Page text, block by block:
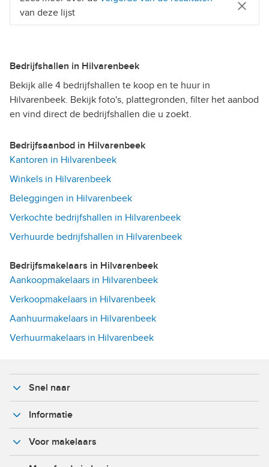
van deze lijst
Bedrijfshallen in Hilvarenbeek
Bekijk alle 4 bedrijfshallen te koop en te huur in
Hilvarenbeek. Bekijk foto's, plattegronden, filter het aanbod
en vind direct de bedrijfshallen die u zoekt.
Bedrijfsaanbod in Hilvarenbeek
Kantoren in Hilvarenbeek
Winkels in Hilvarenbeek
Beleggingen in Hilvarenbeek
Verkochte bedrijfshallen in Hilvarenbeek
Verhuurde bedrijfshallen in Hilvarenbeek
Bedrijfsmakelaars in Hilvarenbeek
Aankoopmakelaars in Hilvarenbeek
Verkoopmakelaars in Hilvarenbeek
Aanhuurmakelaars in Hilvarenbeek
Verhuurmakelaars in Hilvarenbeek
Snel naar
Informatie
Voor makelaars